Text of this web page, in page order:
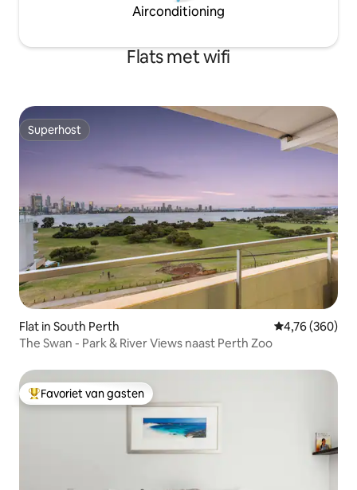
Airconditioning
Flats met wifi
Superhost
Superhost
Flat in South Perth Gemiddelde
4,76 (360)
The Swan - Park & River Views naast Perth Zoo
Topfavoriet van gasten
Favoriet van gasten